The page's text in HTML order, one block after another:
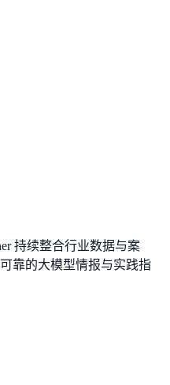
持续整合行业数据与案
靠的大模型情报与实践指